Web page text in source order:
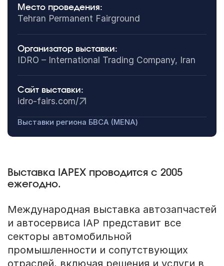
Место проведения:
Tehran Permanent Fairground
Организатор выставки:
IDRO – International Trading Company, Iran
Сайт выставки:
idro-fairs.com/
Выставки региона БВСА (MENA)
Выставка IAPEX проводится с 2005
ежегодно.
Международная выставка автозапчастей
и автосервиса IAP представит все
секторы автомобильной
промышленности и сопутствующих